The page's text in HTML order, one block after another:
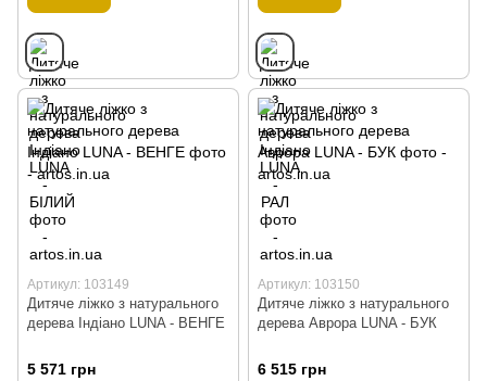
Артикул: 103149
Дитяче ліжко з натурального
дерева Індіано LUNA - ВЕНГЕ
5 571 грн
Артикул: 103150
Дитяче ліжко з натурального
дерева Аврора LUNA - БУК
6 515 грн